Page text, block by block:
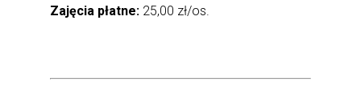
Zajęcia płatne: 25,00 zł/os.